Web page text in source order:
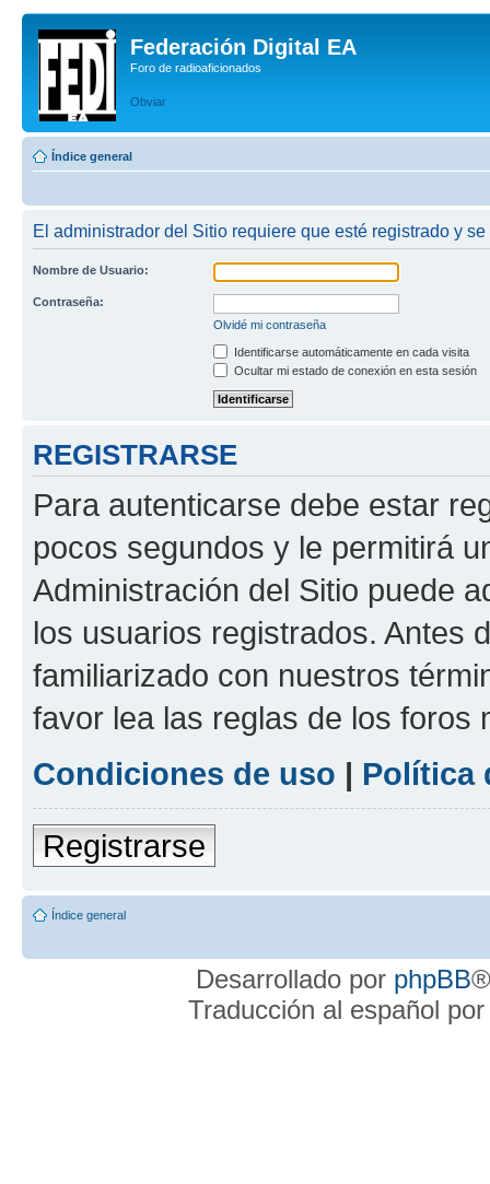
Federación Digital EA
Foro de radioaficionados
Obviar
Índice general
El administrador del Sitio requiere que esté registrado y
Nombre de Usuario:
Contraseña:
Olvidé mi contraseña
Identificarse automáticamente en cada visita
Ocultar mi estado de conexión en esta sesión
REGISTRARSE
Para autenticarse debe estar
pocos segundos y le permitirá
Administración del Sitio puede
los usuarios registrados. Antes
familiarizado con nuestros
favor lea las reglas de los foros
Condiciones de uso | Política
Registrarse
Índice general
Desarrollado por phpBB
Traducción al español